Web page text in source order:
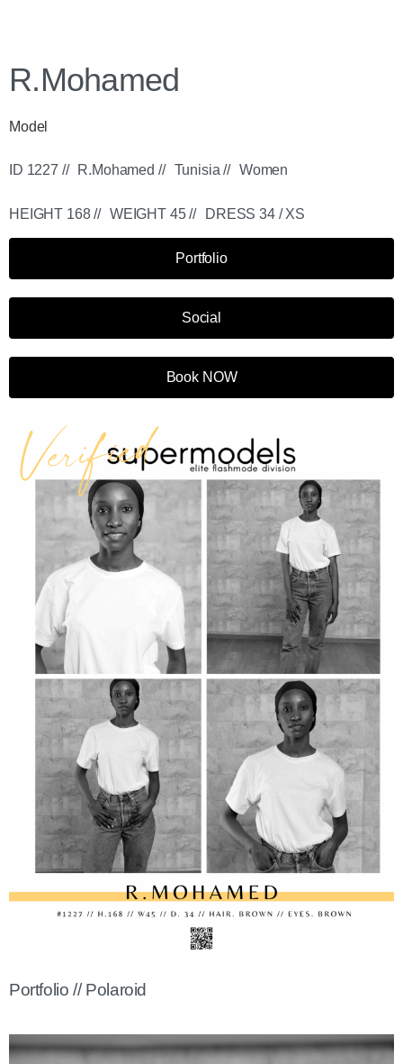
R.Mohamed
Model
ID 1227 // R.Mohamed // Tunisia // Women
HEIGHT 168 // WEIGHT 45 // DRESS 34 / XS
Portfolio
Social
Book NOW
Portfolio // Polaroid